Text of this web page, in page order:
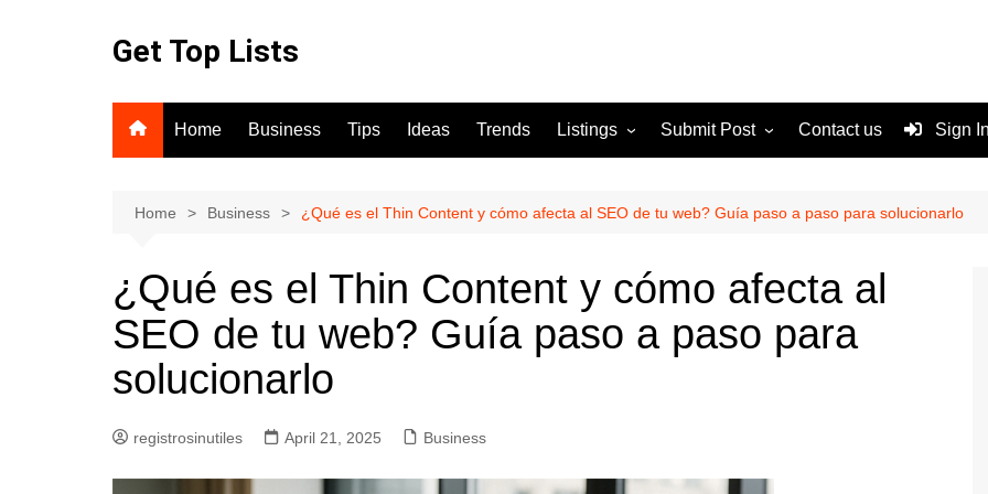
Get Top Lists
Home Business Tips Ideas Trends Listings
For Sale
Submit Post
Terms and Conditions
Contact us Sign
Home Business ¿Qué es el Thin Content y cómo afecta al SEO de tu web? Guía paso a paso para solucionarlo
¿Qué es el Thin Content y cómo afecta al
SEO de tu web? Guía paso a paso para
solucionarlo
registrosinutiles April 21, 2025 Business